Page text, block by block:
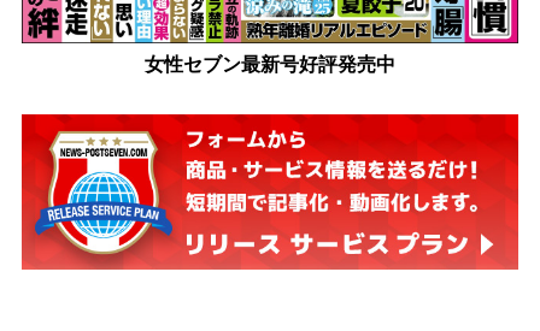
女性セブン最新号好評発売中